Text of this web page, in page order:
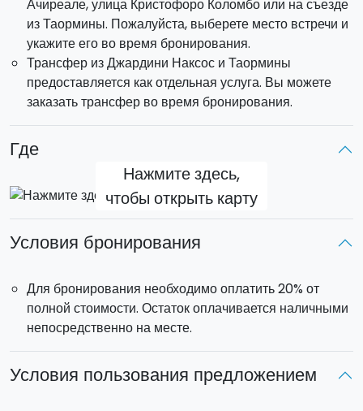
Ачиреале, улица Кристофоро Коломбо или на съезде
из Таормины. Пожалуйста, выберете место встречи и
укажите его во время бронирования.
Трансфер из Джардини Наксос и Таормины
предоставляется как отдельная услуга. Вы можете
заказать трансфер во время бронирования.
Где
Нажмите здесь,
чтобы открыть карту
Условия бронирования
Для бронирования необходимо оплатить 20% от
полной стоимости. Остаток оплачивается наличными
непосредственно на месте.
Условия пользования предложением